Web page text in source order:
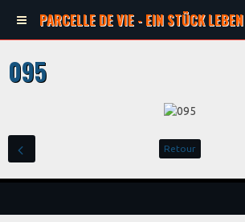
PARCELLE DE VIE - EIN STÜCK LEBEN
095
Retour